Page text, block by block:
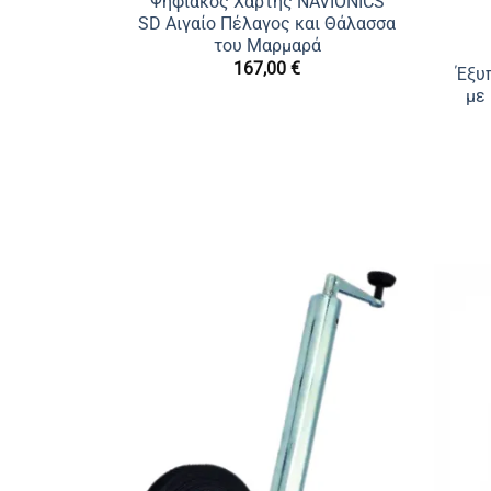
SD Αιγαίο Πέλαγος και Θάλασσα
του Μαρμαρά
167,00€
με